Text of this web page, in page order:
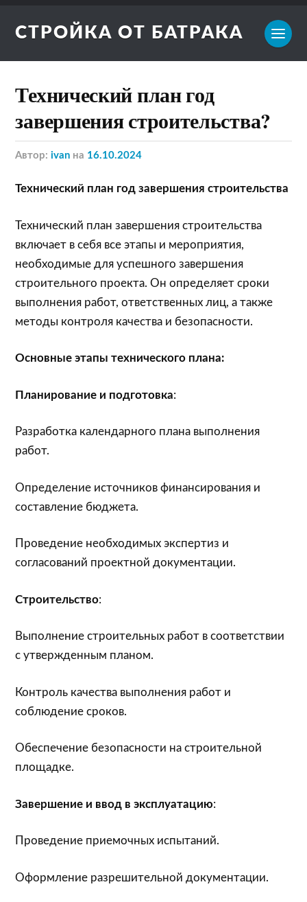
СТРОЙКА ОТ БАТРАКА
Технический план год
завершения строительства?
Автор:ivan на 16.10.2024
Технический план год завершения строительства
Технический план завершения строительства
включает в себя все этапы и мероприятия,
необходимые для успешного завершения
строительного проекта. Он определяет сроки
выполнения работ, ответственных лиц, а также
методы контроля качества и безопасности.
Основные этапы технического плана:
Планирование и подготовка:
Разработка календарного плана выполнения
работ.
Определение источников финансирования и
составление бюджета.
Проведение необходимых экспертиз и
согласований проектной документации.
Строительство:
Выполнение строительных работ в соответствии
с утвержденным планом.
Контроль качества выполнения работ и
соблюдение сроков.
Обеспечение безопасности на строительной
площадке.
Завершение и ввод в эксплуатацию:
Проведение приемочных испытаний.
Оформление разрешительной документации.